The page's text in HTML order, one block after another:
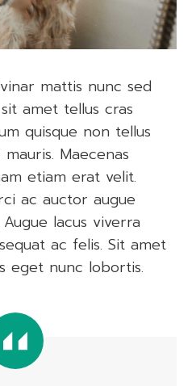
mattis nunc sed
amet tellus cras
quisque non tellus
Maecenas
etiam erat velit.
ac auctor augue
lacus viverra
ac felis. Sit amet
eget nunc lobortis.